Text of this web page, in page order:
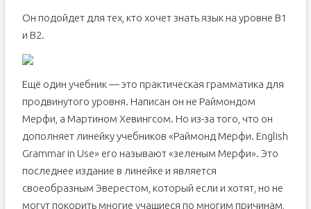
Он подойдет для тех, кто хочет знать язык на уровне В1
и В2.
Ещё один учебник — это практическая грамматика для
продвинутого уровня. Написан он не Раймондом
Мерфи, а Мартином Хевингсом. Но из-за того, что он
дополняет линейку учебников «Раймонд Мерфи. English
Grammar in Use» его называют «зеленым Мерфи». Это
последнее издание в линейке и является
своеобразным Эверестом, который если и хотят, но не
могут покорить многие учащиеся по многим причинам,